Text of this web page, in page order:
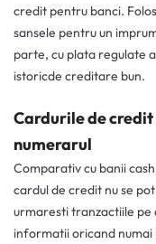
credit pentru banci.
sansele pentru un
parte, cu plata regulate
istoricde creditare bun.
Cardurile de
numerarul
Comparativ cu banii
cardul de credit nu se
urmaresti tranzactiile pe
informatii oricand